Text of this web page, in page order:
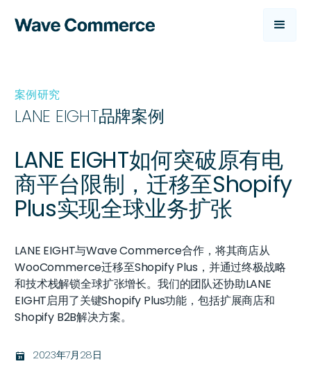
案例研究
LANE EIGHT品牌案例
LANE EIGHT如何突破原有电
商平台限制，迁移至Shopify
Plus实现全球业务扩张
LANE EIGHT与Wave Commerce合作，将其商店从
WooCommerce迁移至Shopify Plus，并通过终极战略
和技术栈解锁全球扩张增长。我们的团队还协助LANE
EIGHT启用了关键Shopify Plus功能，包括扩展商店和
Shopify B2B解决方案。
בּ 2023年7月28日